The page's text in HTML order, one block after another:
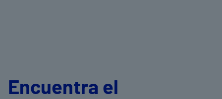
Encuentra el